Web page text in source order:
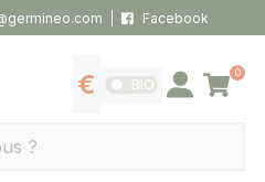
Facebook
Afficher les tarifs
BIO Se connecter
0
Panier